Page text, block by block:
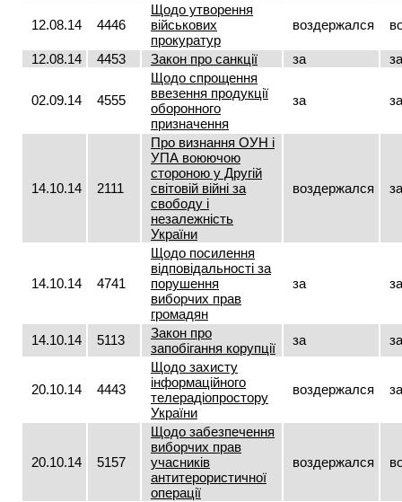
12.08.14 4446
Щодо утворення
військових
прокуратур
воздержался
12.08.14 4453 Закон про санкції за за
02.09.14 4555
Щодо спрощення
ввезення продукції
оборонного
призначення
за за
14.10.14 2111
Про визнання ОУН і
УПА воюючою
стороною у Другій
світовій війні за
свободу і
незалежність
України
воздержался за
14.10.14 4741
Щодо посилення
відповідальності за
порушення
виборчих прав
громадян
за за
14.10.14 5113
Закон про
запобігання корупції
за за
20.10.14 4443
Щодо захисту
інформаційного
телерадіопростору
України
воздержался за
20.10.14 5157
Щодо забезпечення
виборчих прав
учасників
антитерористичної
операції
воздержался